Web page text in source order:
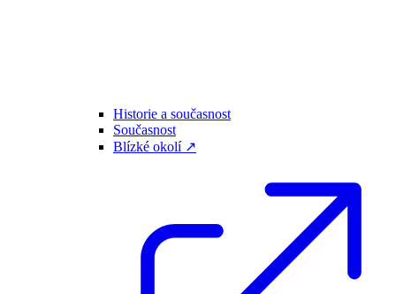
Historie a současnost
Současnost
Blízké okolí ↗